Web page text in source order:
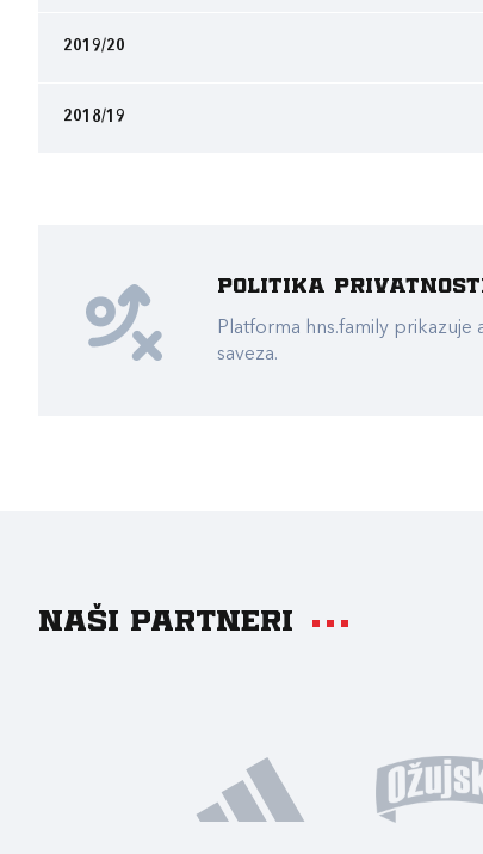
2019/20
2018/19
Politika
Platforma hns.family
saveza.
Naši partneri